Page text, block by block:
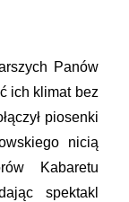
Panów
ich klimat bez
piosenki
nicią
Kabaretu
spektakl